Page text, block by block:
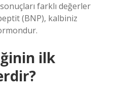
farklı değerler
(BNP), kalbiniz
ilk